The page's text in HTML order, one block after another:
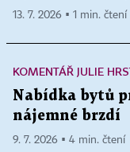
13. 7. 2026 ▪ 1 min. čtení
KOMENTÁŘ JULIE
Nabídka bytů
nájemné brzdí
9. 7. 2026 ▪ 4 min. čtení